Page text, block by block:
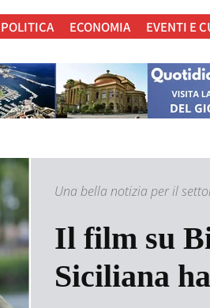
POLITICA ECONOMIA EVENTI E
Una bella notizia per il
Il film su
Siciliana